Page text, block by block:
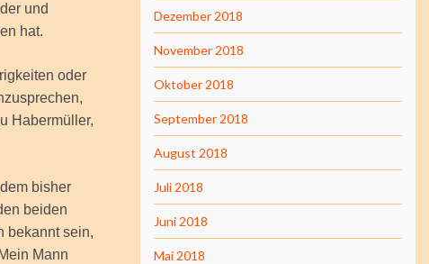
und
hat.
oder
Habermüller,
bisher
beiden
bekannt sein,
Mann
Dezember 2018
November 2018
Oktober 2018
September 2018
August 2018
Juli 2018
Juni 2018
Mai 2018